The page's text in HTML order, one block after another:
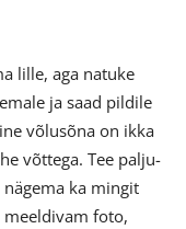
lille, aga natuke
ja saad pildile
võlusõna on ikka
võttega. Tee palju-
ka mingit
meeldivam foto,